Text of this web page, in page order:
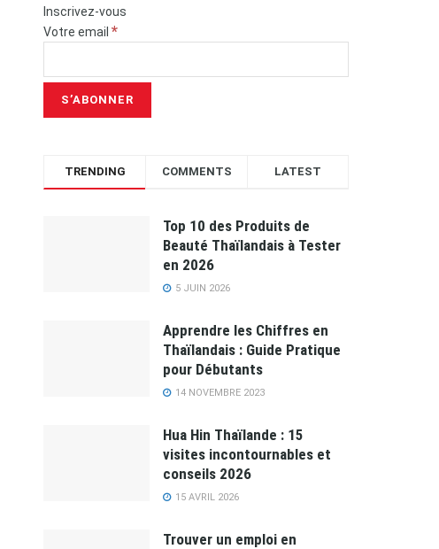
Inscrivez-vous
Votre email *
TRENDING COMMENTS LATEST
Top 10 des Produits de
Beauté Thaïlandais à Tester
en 2026
5 JUIN 2026
Apprendre les Chiffres en
Thaïlandais : Guide Pratique
pour Débutants
14 NOVEMBRE 2023
Hua Hin Thaïlande : 15
visites incontournables et
conseils 2026
15 AVRIL 2026
Trouver un emploi en